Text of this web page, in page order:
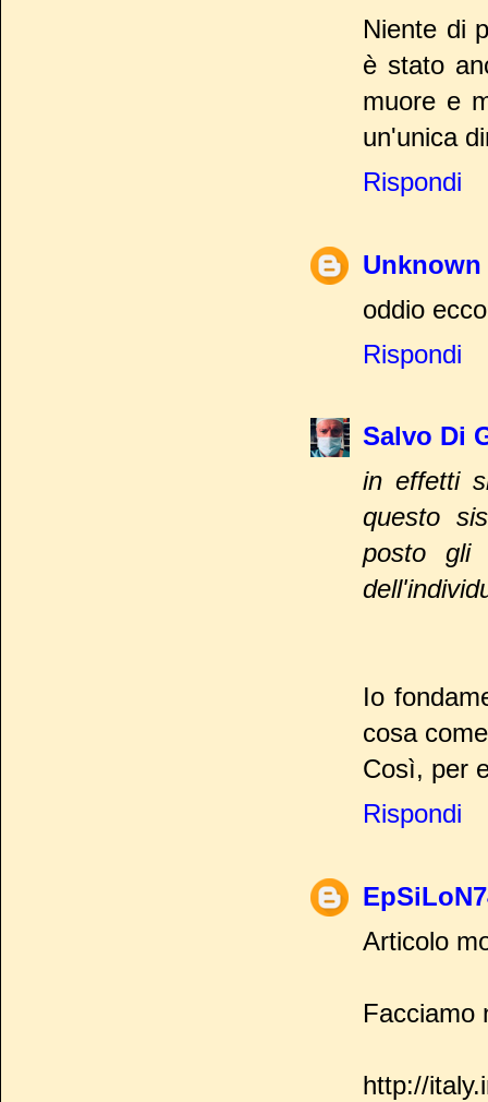
Niente di
è stato
muore e
un'unica
Rispondi
Unknown
oddio
Rispondi
Salvo Di
in effetti
questo
posto gli
Io
cosa
Così, per
Rispondi
Articolo
Facciamo
http://